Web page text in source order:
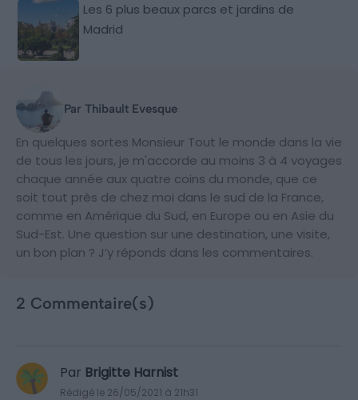
Les 6 plus beaux parcs et jardins de
Madrid
Par Thibault Evesque
En quelques sortes Monsieur Tout le monde dans la vie
de tous les jours, je m'accorde au moins 3 à 4 voyages
chaque année aux quatre coins du monde, que ce
soit tout près de chez moi dans le sud de la France,
comme en Amérique du Sud, en Europe ou en Asie du
Sud-Est. Une question sur une destination, une visite,
un bon plan ? J’y réponds dans les commentaires.
2 Commentaire(s)
Par Brigitte Harnist
Rédigé le 26/05/2021 à 21h31